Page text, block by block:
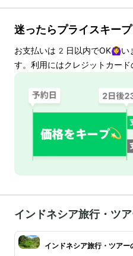
迷ったらプライスキープ
お支払いは 2 日以内でOK🙆‍♀️い
す。利用にはクレジットカード
インドネシア旅行・ツ
インドネシア旅行・ツアー